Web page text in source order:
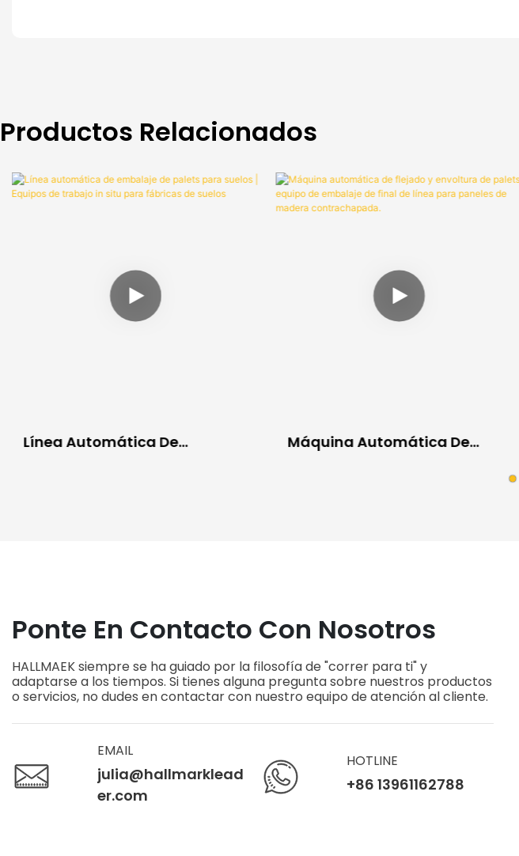
Productos Relacionados
Línea Automática De
Máquina Automática De
Ponte En Contacto Con Nosotros
HALLMAEK siempre se ha guiado por la filosofía de "correr para ti" y
adaptarse a los tiempos. Si tienes alguna pregunta sobre nuestros productos
o servicios, no dudes en contactar con nuestro equipo de atención al cliente.
EMAIL
julia@hallmarklead
er.com
HOTLINE
+86 13961162788